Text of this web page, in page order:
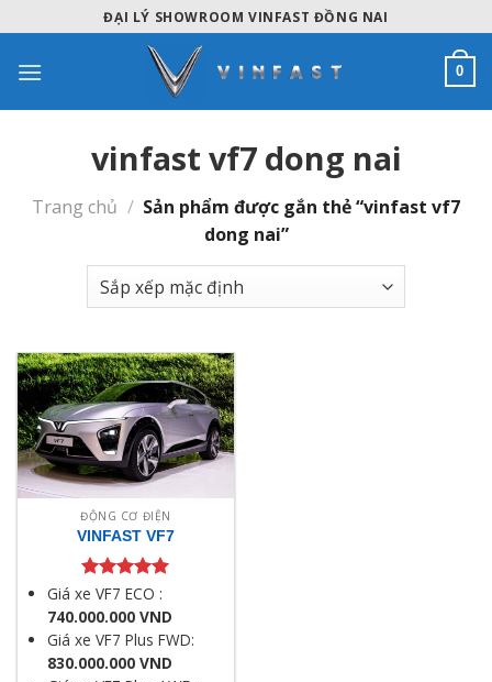
to
content
ĐẠI LÝ SHOWROOM VINFAST ĐỒNG NAI
0
vinfast vf7 dong nai
Trang chủ / Sản phẩm được gắn thẻ “vinfast vf7
dong nai”
ĐỘNG CƠ ĐIỆN
VINFAST VF7
Được xếp
hạng5.00
5 sao
Giá xe VF7 ECO :
740.000.000 VND
Giá xe VF7 Plus FWD:
830.000.000 VND